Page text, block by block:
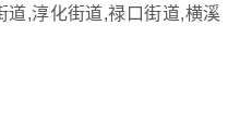
道,淳化街道,禄口街道,横溪